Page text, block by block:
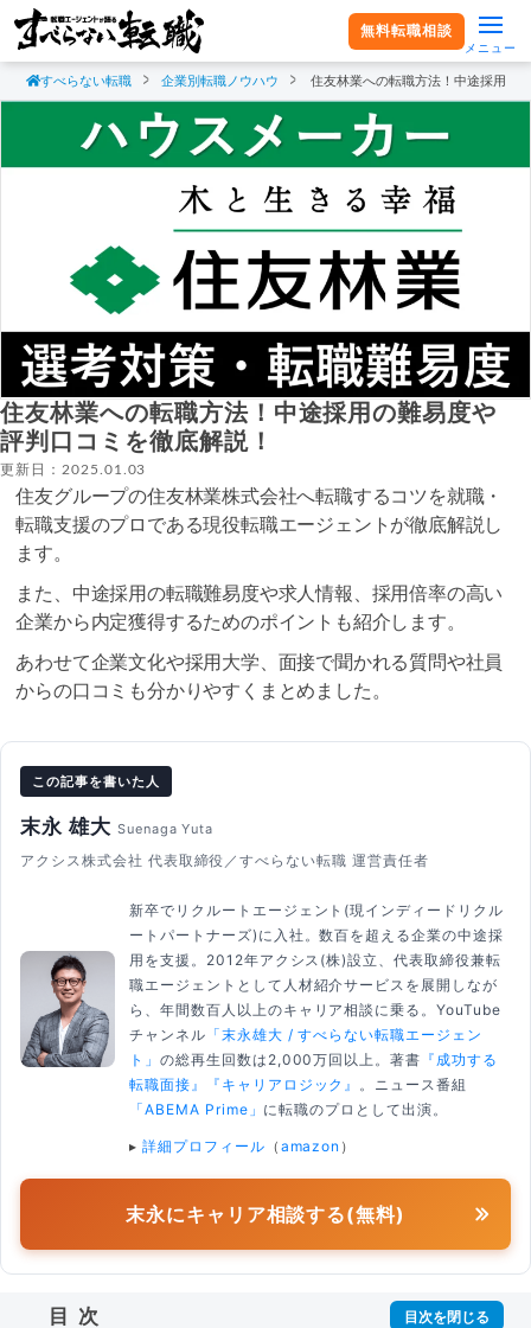
無料転職相談
メニュー
すべらない転職 企業別転職ノウハウ 住友林業への転職方法！中途採用の
住友林業への転職方法！中途採用の難易度や
評判口コミを徹底解説！
更新日：2025.01.03
住友グループの住友林業株式会社へ転職するコツを就職・
転職支援のプロである現役転職エージェントが徹底解説し
ます。
また、中途採用の転職難易度や求人情報、採用倍率の高い
企業から内定獲得するためのポイントも紹介します。
あわせて企業文化や採用大学、面接で聞かれる質問や社員
からの口コミも分かりやすくまとめました。
この記事を書いた人
末永 雄大 Suenaga Yuta
アクシス株式会社 代表取締役／すべらない転職 運営責任者
新卒でリクルートエージェント(現インディードリクル
ートパートナーズ)に入社。数百を超える企業の中途採
用を支援。2012年アクシス(株)設立、代表取締役兼転
職エージェントとして人材紹介サービスを展開しなが
ら、年間数百人以上のキャリア相談に乗る。YouTube
チャンネル 「末永雄大 / すべらない転職エージェン
ト」 の総再生回数は2,000万回以上。著書 『成功する
転職面接』
『キャリアロジック』
。ニュース番組
「ABEMA Prime」 に転職のプロとして出演。
▸ 詳細プロフィール （ amazon ）
末永にキャリア相談する(無料)
目次